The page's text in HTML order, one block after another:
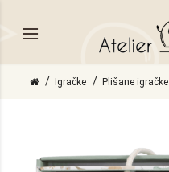
Igračke Plišane igračke